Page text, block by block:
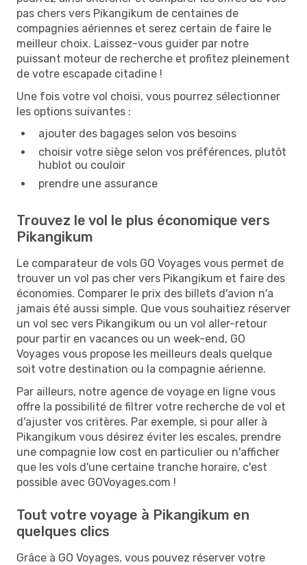
pas chers vers Pikangikum de centaines de
compagnies aériennes et serez certain de faire le
meilleur choix. Laissez-vous guider par notre
puissant moteur de recherche et profitez pleinement
de votre escapade citadine !
Une fois votre vol choisi, vous pourrez sélectionner
les options suivantes :
ajouter des bagages selon vos besoins
choisir votre siège selon vos préférences, plutôt
hublot ou couloir
prendre une assurance
Trouvez le vol le plus économique vers
Pikangikum
Le comparateur de vols GO Voyages vous permet de
trouver un vol pas cher vers Pikangikum et faire des
économies. Comparer le prix des billets d'avion n'a
jamais été aussi simple. Que vous souhaitiez réserver
un vol sec vers Pikangikum ou un vol aller-retour
pour partir en vacances ou un week-end, GO
Voyages vous propose les meilleurs deals quelque
soit votre destination ou la compagnie aérienne.
Par ailleurs, notre agence de voyage en ligne vous
offre la possibilité de filtrer votre recherche de vol et
d'ajuster vos critères. Par exemple, si pour aller à
Pikangikum vous désirez éviter les escales, prendre
une compagnie low cost en particulier ou n'afficher
que les vols d'une certaine tranche horaire, c'est
possible avec GOVoyages.com !
Tout votre voyage à Pikangikum en
quelques clics
Grâce à GO Voyages, vous pouvez réserver votre